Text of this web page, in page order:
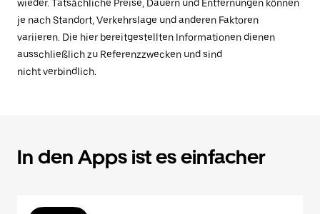
wieder. Tatsächliche Preise, Dauern und Entfernungen können
je nach Standort, Verkehrslage und anderen Faktoren
variieren. Die hier bereitgestellten Informationen dienen
ausschließlich zu Referenzzwecken und sind
nicht verbindlich.
In den Apps ist es einfacher